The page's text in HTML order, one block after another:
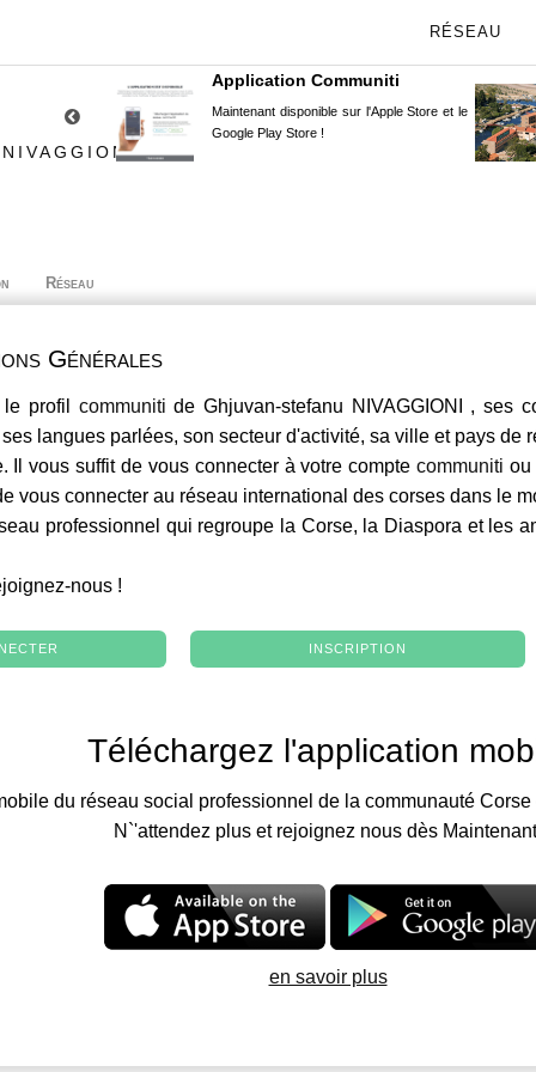
RÉSEAU
Application Communiti
Maintenant disponible sur l'Apple Store et le
Google Play Store !
Réseau
Générales
profil communiti de Ghjuvan-stefanu NIVAGGIONI , ses
langues parlées, son secteur d'activité, sa ville et pays de
Il vous suffit de vous connecter à votre comptecommuniti ou
vous connecter au réseau international des corses dans le
professionnel qui regroupe la Corse, la Diaspora et les
nous !
INSCRIPTION
Téléchargez l'application
du réseau social professionnel de la communauté
N`'attendez plus et rejoignez nous dès
en savoir plus